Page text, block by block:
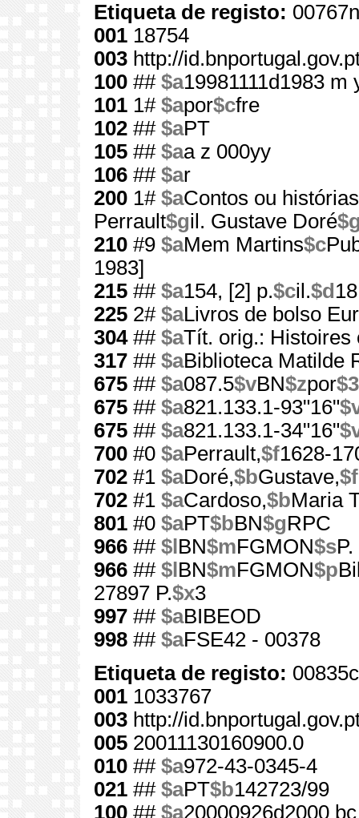
Etiqueta de registo:
001 18754
003 http://
100 ## $a19981111d1983 m
101 1# $apor$cfre
102 ## $aPT
105 ## $aa z 000yy
106 ## $ar
200 1# $aContos ou
Perrault$gil. Gustave Doré
210 #9 $aMem Martins$c
1983]
215 ## $a154, [2] p.$cil.$d
225 2# $aLivros de bolso
304## $aTít. orig.: Histoires
317 ## $aBiblioteca Matilde
675 ## $a087.5$vBN$zpor$3
675 ## $a821.133.1-93"16"
675 ## $a821.133.1-34"16"
700 #0 $aPerrault,$f1628-
702 #1 $aDoré,$bGustave,$f
702 #1 $aCardoso,$bMaria
801 #0 $aPT$bBN$gRPC
966 ## $l BN$mFGMON$s
966 ## $l BN$mFGMON$p
27897 P.$x3
997 ## $aBIBEOD
998 ## $aFSE42 - 00378
Etiqueta de registo:
001 1033767
003 http://
005 20011130160900.0
010 ## $a972-43-0345-4
021 ## $aPT$b142723/99
100 ## $a20000926d2000